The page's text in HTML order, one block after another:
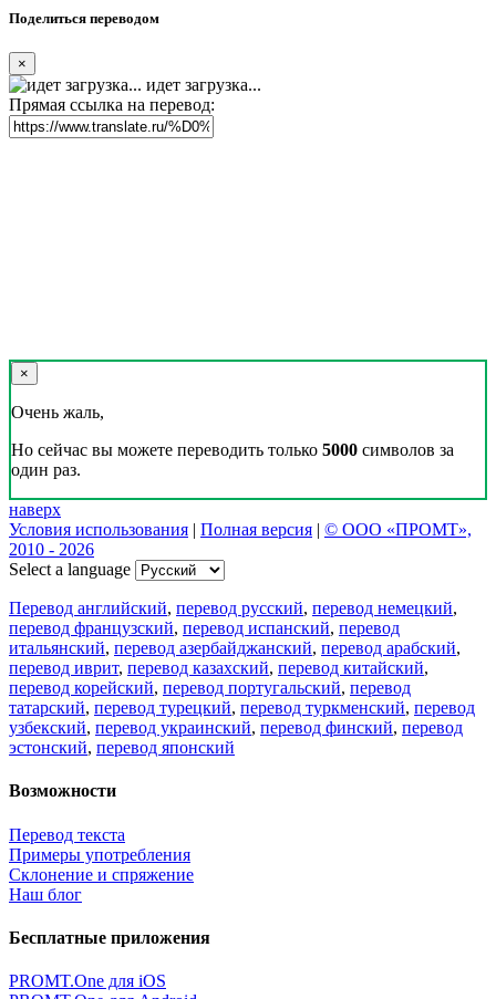
Цифровая эволюция перевода: как вузам бесплатно получить
CAT-систему PROMT Translation Factory
18 февраля 2026 года прошел очередной вебинар,
посвященный Академической программе компании PROMT
для представителей высших учебных заведений. Вебинар
провела Наталья Железняк, руководитель лингвистич
01.03.2026
Поделиться переводом
×
идет загрузка...